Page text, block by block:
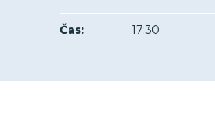
Čas: 17:30